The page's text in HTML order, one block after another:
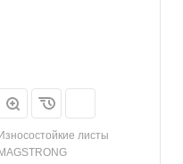
Износостойкие листы
MAGSTRONG